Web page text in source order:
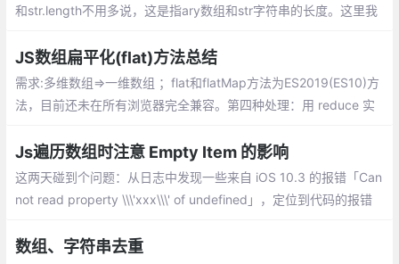
和str.length不用多说，这是指ary数组和str字符串的长度。这里我
为j的元素,在ary中索引为i的元素。
JS数组扁平化(flat)方法总结
需求:多维数组=>一维数组 ；flat和flatMap方法为ES2019(ES10)方
法，目前还未在所有浏览器完全兼容。第四种处理：用 reduce 实
Js遍历数组时注意 Empty Item 的影响
这两天碰到个问题：从日志中发现一些来自 iOS 10.3 的报错「Can
not read property \\\'xxx\\\' of undefined」，定位到代码的报错
Object，但实际上出现了异常的元素
数组、字符串去重